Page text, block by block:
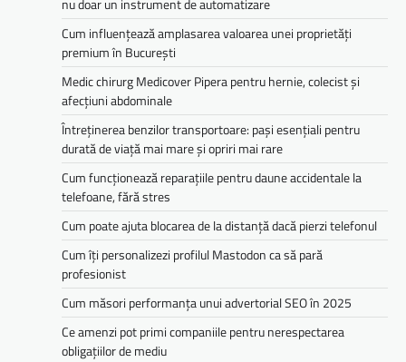
nu doar un instrument de automatizare
Cum influențează amplasarea valoarea unei proprietăți
premium în București
Medic chirurg Medicover Pipera pentru hernie, colecist și
afecțiuni abdominale
Întreținerea benzilor transportoare: pași esențiali pentru
durată de viață mai mare și opriri mai rare
Cum funcționează reparațiile pentru daune accidentale la
telefoane, fără stres
Cum poate ajuta blocarea de la distanță dacă pierzi telefonul
Cum îți personalizezi profilul Mastodon ca să pară
profesionist
Cum măsori performanța unui advertorial SEO în 2025
Ce amenzi pot primi companiile pentru nerespectarea
obligațiilor de mediu­­